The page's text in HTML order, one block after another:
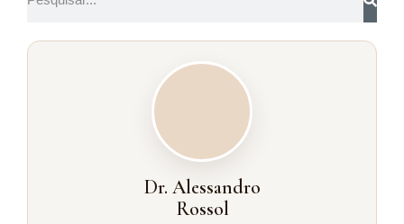
Dr. Alessandro
Rossol